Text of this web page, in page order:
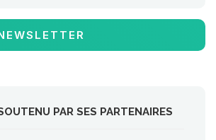
PAR SES PARTENAIRES